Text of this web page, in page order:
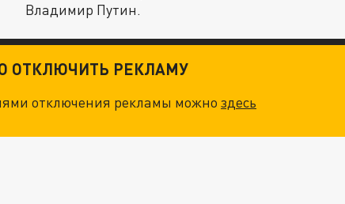
Владимир Путин.
ОТКЛЮЧИТЬ РЕКЛАМУ
отключения рекламы можноздесь